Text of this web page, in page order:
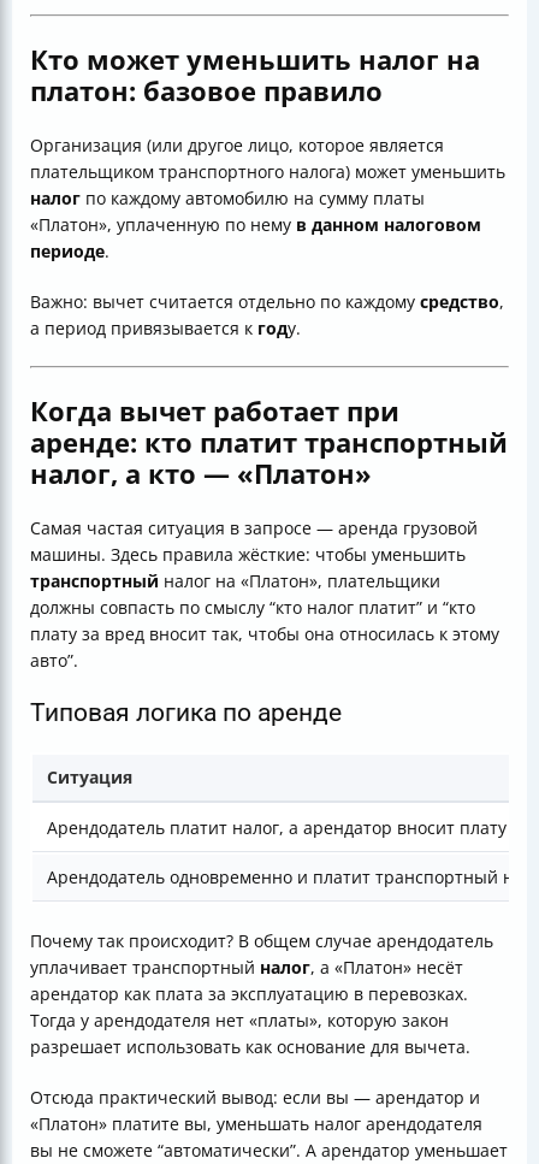
Кто может уменьшить налог на
платон: базовое правило
Организация (или другое лицо, которое является
плательщиком транспортного налога) может уменьшить
налог по каждому автомобилю на сумму платы
«Платон», уплаченную по нему в данном налоговом
периоде.
Важно: вычет считается отдельно по каждому средство,
а период привязывается к году.
Когда вычет работает при
аренде: кто платит транспортный
налог, а кто — «Платон»
Самая частая ситуация в запросе — аренда грузовой
машины. Здесь правила жёсткие: чтобы уменьшить
транспортный налог на «Платон», плательщики
должны совпасть по смыслу “кто налог платит” и “кто
плату за вред вносит так, чтобы она относилась к этому
авто”.
Типовая логика по аренде
Ситуация
Арендодатель платит налог, а арендатор вносит плату по
Арендодатель одновременно и платит транспортный
Почему так происходит? В общем случае арендодатель
уплачивает транспортный налог, а «Платон» несёт
арендатор как плата за эксплуатацию в перевозках.
Тогда у арендодателя нет «платы», которую закон
разрешает использовать как основание для вычета.
Отсюда практический вывод: если вы — арендатор и
«Платон» платите вы, уменьшать налог арендодателя
вы не сможете “автоматически”. А арендатор уменьшает